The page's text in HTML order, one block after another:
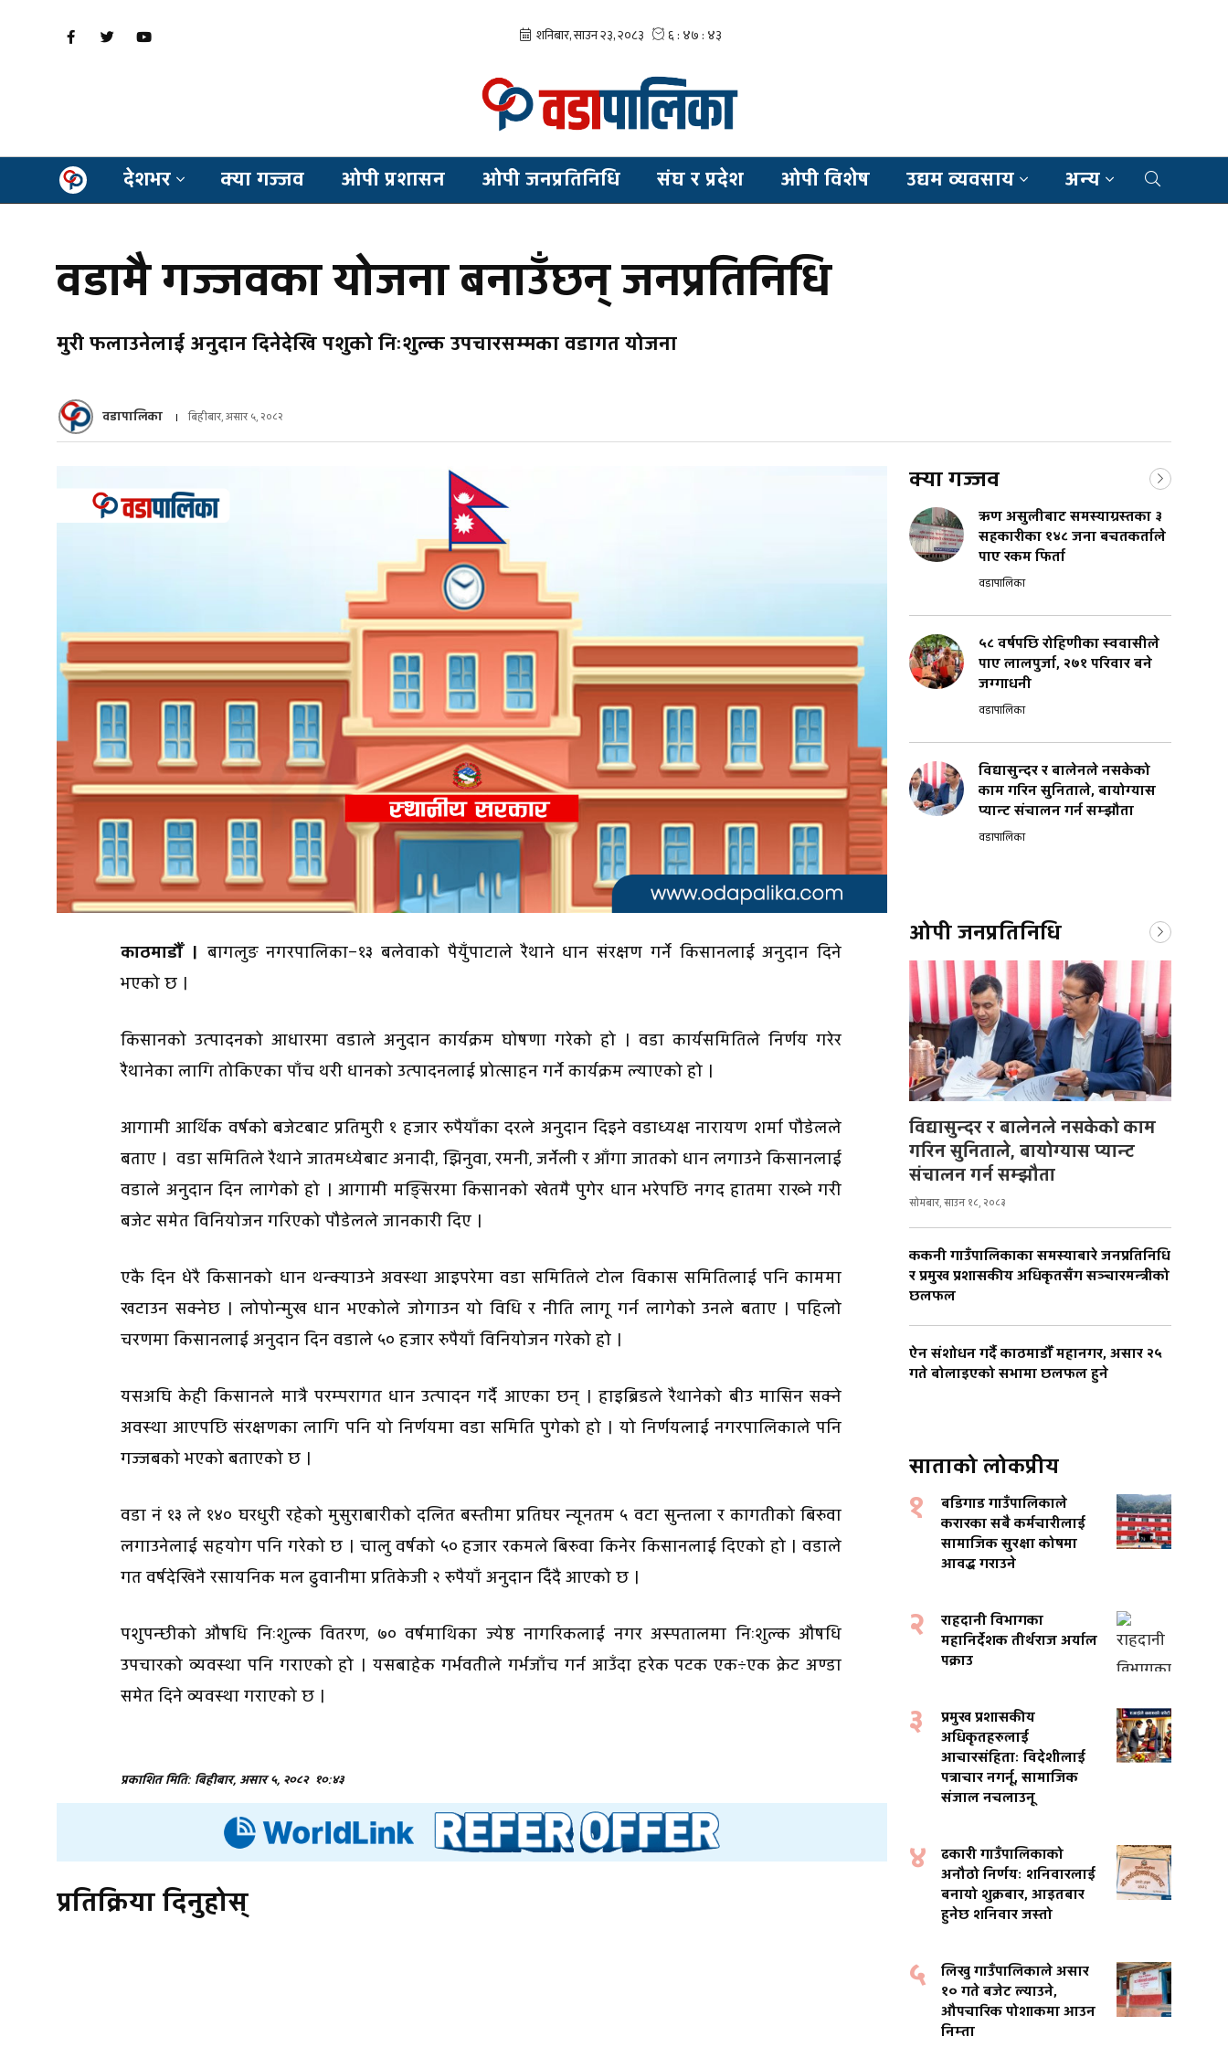
देशभर क्या गज्जव ओपी प्रशासन ओपी जनप्रतिनिधि संघ र प्रदेश ओपी विशेष उद्यम व्यवसाय अन्य
वडामै गज्जवका योजना बनाउँछन् जनप्रतिनिधि
मुरी फलाउनेलाई अनुदान दिनेदेखि पशुको निःशुल्क उपचारसम्मका वडागत योजना
वडापालिका बिहीबार, असार ५, २०८२
काठमाडौँ । बागलुङ नगरपालिका–१३ बलेवाको पैयुँपाटाले रैथाने धान संरक्षण गर्ने किसानलाई अनुदान दिने
भएको छ ।
किसानको उत्पादनको आधारमा वडाले अनुदान कार्यक्रम घोषणा गरेको हो । वडा कार्यसमितिले निर्णय गरेर
रैथानेका लागि तोकिएका पाँच थरी धानको उत्पादनलाई प्रोत्साहन गर्ने कार्यक्रम ल्याएको हो ।
आगामी आर्थिक वर्षको बजेटबाट प्रतिमुरी १ हजार रुपैयाँका दरले अनुदान दिइने वडाध्यक्ष नारायण शर्मा पौडेलले
बताए । वडा समितिले रैथाने जातमध्येबाट अनादी, झिनुवा, रमनी, जर्नेली र आँगा जातको धान लगाउने किसानलाई
वडाले अनुदान दिन लागेको हो । आगामी मङ्सिरमा किसानको खेतमै पुगेर धान भरेपछि नगद हातमा राख्ने गरी
बजेट समेत विनियोजन गरिएको पौडेलले जानकारी दिए ।
एकै दिन धेरै किसानको धान थन्क्याउने अवस्था आइपरेमा वडा समितिले टोल विकास समितिलाई पनि काममा
खटाउन सक्नेछ । लोपोन्मुख धान भएकोले जोगाउन यो विधि र नीति लागू गर्न लागेको उनले बताए । पहिलो
चरणमा किसानलाई अनुदान दिन वडाले ५० हजार रुपैयाँ विनियोजन गरेको हो ।
यसअघि केही किसानले मात्रै परम्परागत धान उत्पादन गर्दै आएका छन् । हाइब्रिडले रैथानेको बीउ मासिन सक्ने
अवस्था आएपछि संरक्षणका लागि पनि यो निर्णयमा वडा समिति पुगेको हो । यो निर्णयलाई नगरपालिकाले पनि
गज्जबको भएको बताएको छ ।
वडा नं १३ ले १४० घरधुरी रहेको मुसुराबारीको दलित बस्तीमा प्रतिघर न्यूनतम ५ वटा सुन्तला र कागतीको बिरुवा
लगाउनेलाई सहयोग पनि गरेको छ । चालु वर्षको ५० हजार रकमले बिरुवा किनेर किसानलाई दिएको हो । वडाले
गत वर्षदेखिनै रसायनिक मल ढुवानीमा प्रतिकेजी २ रुपैयाँ अनुदान दिँदै आएको छ ।
पशुपन्छीको औषधि निःशुल्क वितरण, ७० वर्षमाथिका ज्येष्ठ नागरिकलाई नगर अस्पतालमा निःशुल्क औषधि
उपचारको व्यवस्था पनि गराएको हो । यसबाहेक गर्भवतीले गर्भजाँच गर्न आउँदा हरेक पटक एक÷एक क्रेट अण्डा
समेत दिने व्यवस्था गराएको छ ।
प्रकाशित मिति: बिहीबार, असार ५, २०८२ १०:४३
प्रतिक्रिया दिनुहोस्
क्या गज्जव
ऋण असुलीबाट समस्याग्रस्तका ३
सहकारीका १४८ जना बचतकर्ताले
पाए रकम फिर्ता
वडापालिका
५८ वर्षपछि रोहिणीका स्ववासीले
पाए लालपुर्जा, २७१ परिवार बने
जग्गाधनी
वडापालिका
विद्यासुन्दर र बालेनले नसकेको
काम गरिन सुनिताले, बायोग्यास
प्यान्ट संचालन गर्न सम्झौता
वडापालिका
ओपी जनप्रतिनिधि
विद्यासुन्दर र बालेनले नसकेको काम
गरिन सुनिताले, बायोग्यास प्यान्ट
संचालन गर्न सम्झौता
सोमबार, साउन १८, २०८३
ककनी गाउँपालिकाका समस्याबारे जनप्रतिनिधि
र प्रमुख प्रशासकीय अधिकृतसँग सञ्चारमन्त्रीको
छलफल
ऐन संशोधन गर्दै काठमाडौँ महानगर, असार २५
गते बोलाइएको सभामा छलफल हुने
साताको लोकप्रीय
१
बडिगाड गाउँपालिकाले
करारका सबै कर्मचारीलाई
सामाजिक सुरक्षा कोषमा
आवद्ध गराउने
२
राहदानी विभागका
महानिर्देशक तीर्थराज अर्याल
पक्राउ
३
प्रमुख प्रशासकीय
अधिकृतहरुलाई
आचारसंहिताः विदेशीलाई
पत्राचार नगर्नू, सामाजिक
संजाल नचलाउनू
४
ढकारी गाउँपालिकाको
अनौठो निर्णयः शनिवारलाई
बनायो शुक्रबार, आइतबार
हुनेछ शनिवार जस्तो
५
लिखु गाउँपालिकाले असार
१० गते बजेट ल्याउने,
औपचारिक पोशाकमा आउन
निम्ता